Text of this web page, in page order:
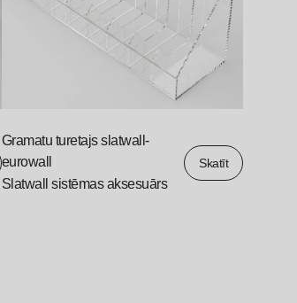
Gramatu turetajs slatwall-
eurowall
Slatwall sistēmas aksesuārs
Skatīt